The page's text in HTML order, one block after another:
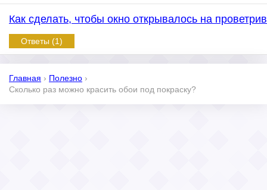
Как сделать, чтобы окно открывалось на
Ответы (1)
Главная › Полезно ›
Сколько раз можно красить обои под покраску?